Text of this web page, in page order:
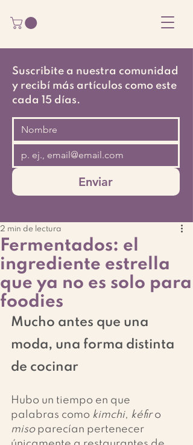
Suscribite a nuestra comunidad
y recibí más artículos como este
cada 15 días.
Enviar
Fermentados: el
ingrediente estrella
que ya no es solo para
foodies
2 min de lectura
Mucho antes que una
moda, una forma distinta
de cocinar
Hubo un tiempo en que
palabras como kimchi, kéfir o
miso parecían pertenecer